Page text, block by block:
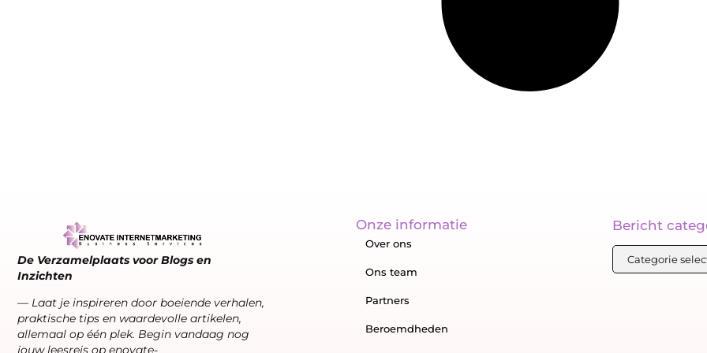
De Verzamelplaats voor Blogs en
Inzichten
— Laat je inspireren door boeiende verhalen,
praktische tips en waardevolle artikelen,
allemaal op één plek. Begin vandaag nog
jouw leesreis op enovate-
Onze informatie
Over ons
Ons team
Partners
Beroemdheden
Bericht